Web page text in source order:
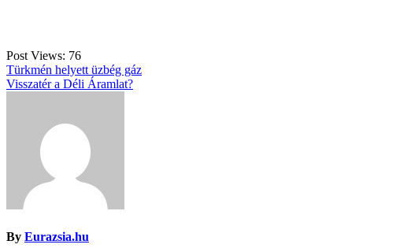
Post Views: 76
Bejegyzés
navigáció
Türkmén helyett üzbég gáz
Visszatér a Déli Áramlat?
By Eurazsia.hu